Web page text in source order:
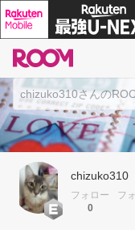
chizuko310
フォロー
0
フ